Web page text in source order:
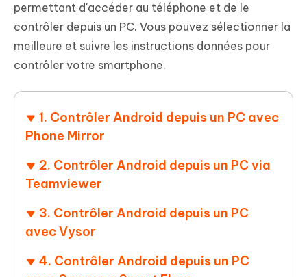
permettant d'accéder au téléphone et de le
contrôler depuis un PC. Vous pouvez sélectionner la
meilleure et suivre les instructions données pour
contrôler votre smartphone.
1. Contrôler Android depuis un PC avec
Phone Mirror
2. Contrôler Android depuis un PC via
Teamviewer
3. Contrôler Android depuis un PC
avec Vysor
4. Contrôler Android depuis un PC